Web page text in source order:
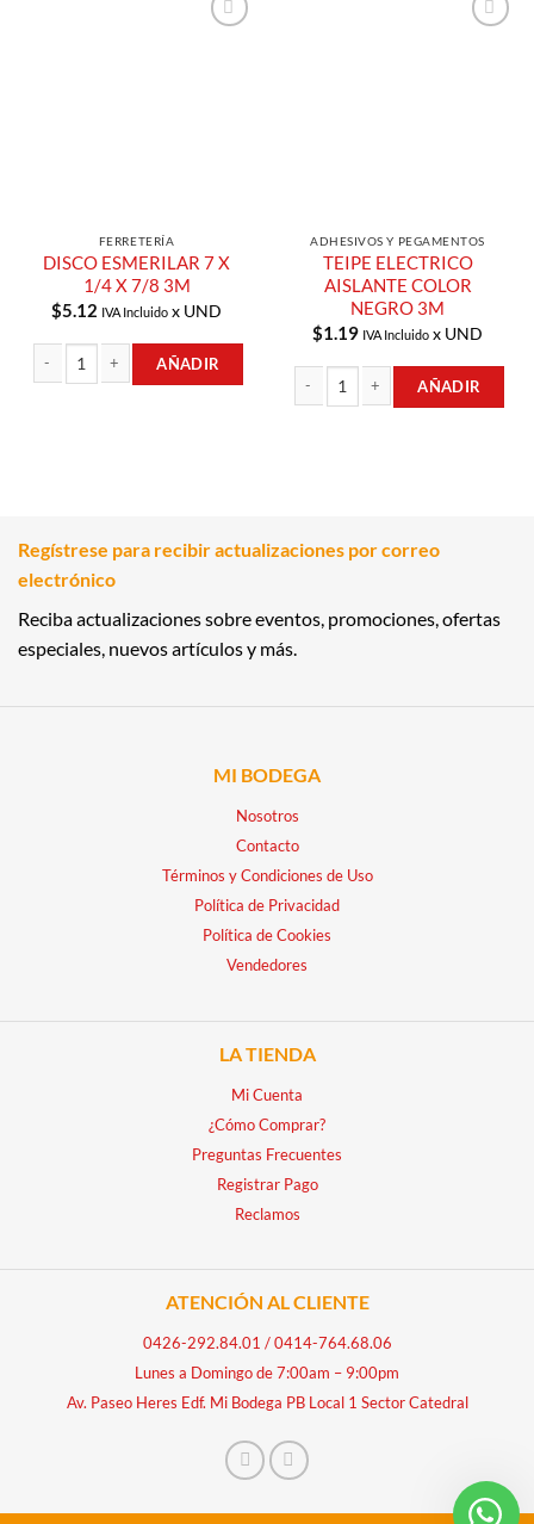
FERRETERÍA
DISCO ESMERILAR 7 X
1/4 X 7/8 3M
$5.12 IVA Incluido x UND
AÑADIR
ADHESIVOS Y PEGAMENTOS
TEIPE ELECTRICO
AISLANTE COLOR
NEGRO 3M
$1.19 IVA Incluido x UND
AÑADIR
Regístrese para recibir actualizaciones por correo
electrónico
Reciba actualizaciones sobre eventos, promociones, ofertas
especiales, nuevos artículos y más.
MI BODEGA
Nosotros
Contacto
Términos y Condiciones de Uso
Política de Privacidad
Política de Cookies
Vendedores
LA TIENDA
Mi Cuenta
¿Cómo Comprar?
Preguntas Frecuentes
Registrar Pago
Reclamos
ATENCIÓN AL CLIENTE
0426-292.84.01 /0414-764.68.06
Lunes a Domingo de 7:00am – 9:00pm
Av. Paseo Heres Edf. Mi Bodega PB Local 1 Sector Catedral